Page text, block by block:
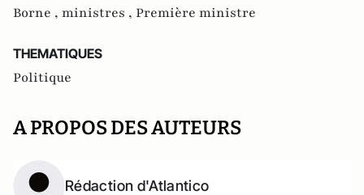
Borne , ministres , Première ministre
THEMATIQUES
Politique
A PROPOS DES AUTEURS
Rédaction d'Atlantico